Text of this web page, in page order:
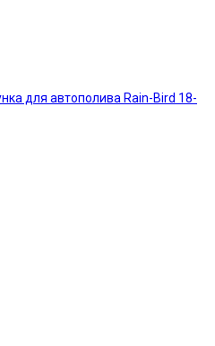
для автополива Rain-Bird 18-